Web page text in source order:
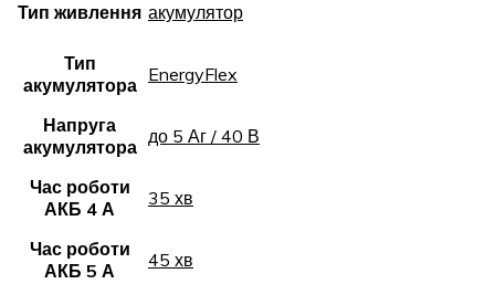
Тип живлення акумулятор
Тип
акумулятора EnergyFlex
Напруга
акумулятора до 5 Аг / 40 В
Час роботи
АКБ 4 А
35 хв
Час роботи
АКБ 5 А
45 хв